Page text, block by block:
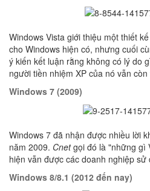
Windows Vista giới thiệu một thiết
cho Windows hiện có, nhưng cuối
ý kiến kết luận rằng không có lý do
người tiền nhiệm XP của nó vẫn
Windows 7 (2009)
Windows 7 đã nhận được nhiều lời
năm 2009. Cnetgọi đó là "những gì
hiện vẫn được các doanh nghiệp sử
Windows 8/8.1 (2012 đến nay)